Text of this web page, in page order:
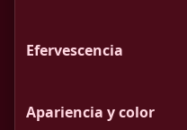
Efervescencia
Apariencia y color